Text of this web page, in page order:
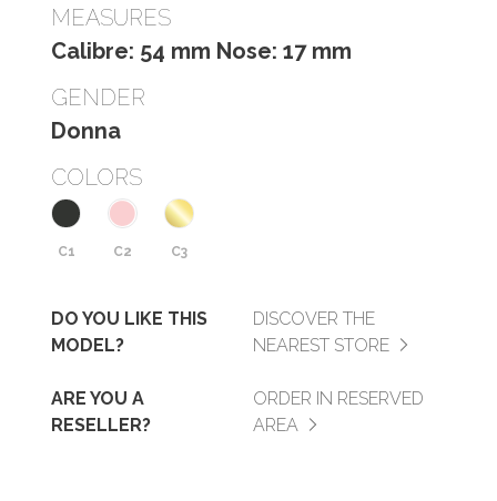
MEASURES
Calibre: 54 mm Nose: 17 mm
GENDER
Donna
COLORS
C1 C2 C3
DO YOU LIKE THIS
MODEL?
DISCOVER THE
NEAREST STORE
ARE YOU A
RESELLER?
ORDER IN RESERVED
AREA